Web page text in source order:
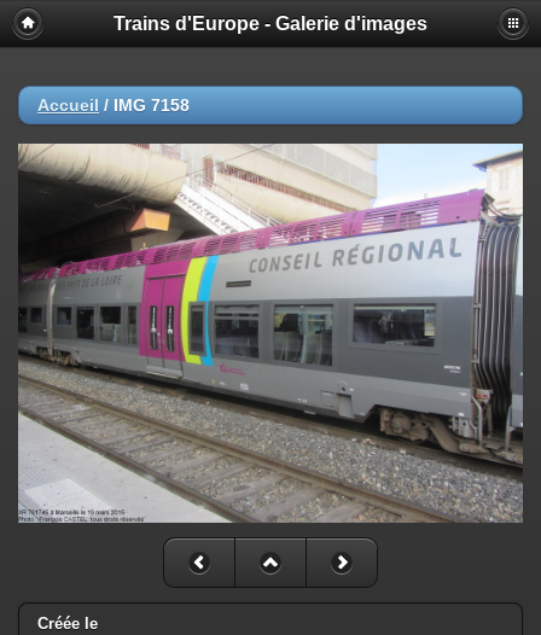
Trains d'Europe - Galerie d'images
Accueil / IMG 7158
Créée le